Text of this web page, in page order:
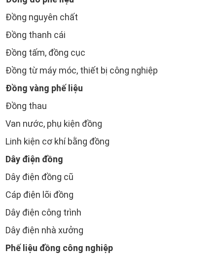
Đồng nguyên chất
Đồng thanh cái
Đồng tấm, đồng cục
Đồng từ máy móc, thiết bị công nghiệp
Đồng vàng phế liệu
Đồng thau
Van nước, phụ kiện đồng
Linh kiện cơ khí bằng đồng
Dây điện đồng
Dây điện đồng cũ
Cáp điện lõi đồng
Dây điện công trình
Dây điện nhà xưởng
Phế liệu đồng công nghiệp